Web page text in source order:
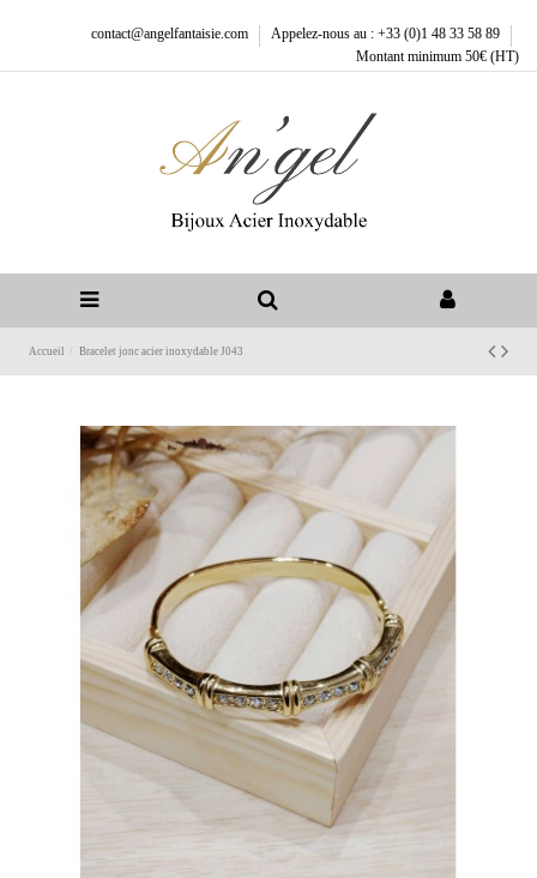
contact@angelfantaisie.com
Appelez-nous au : +33 (0)1 48 33 58 89
Montant minimum 50€ (HT)
Accueil Bracelet jonc acier inoxydable J043